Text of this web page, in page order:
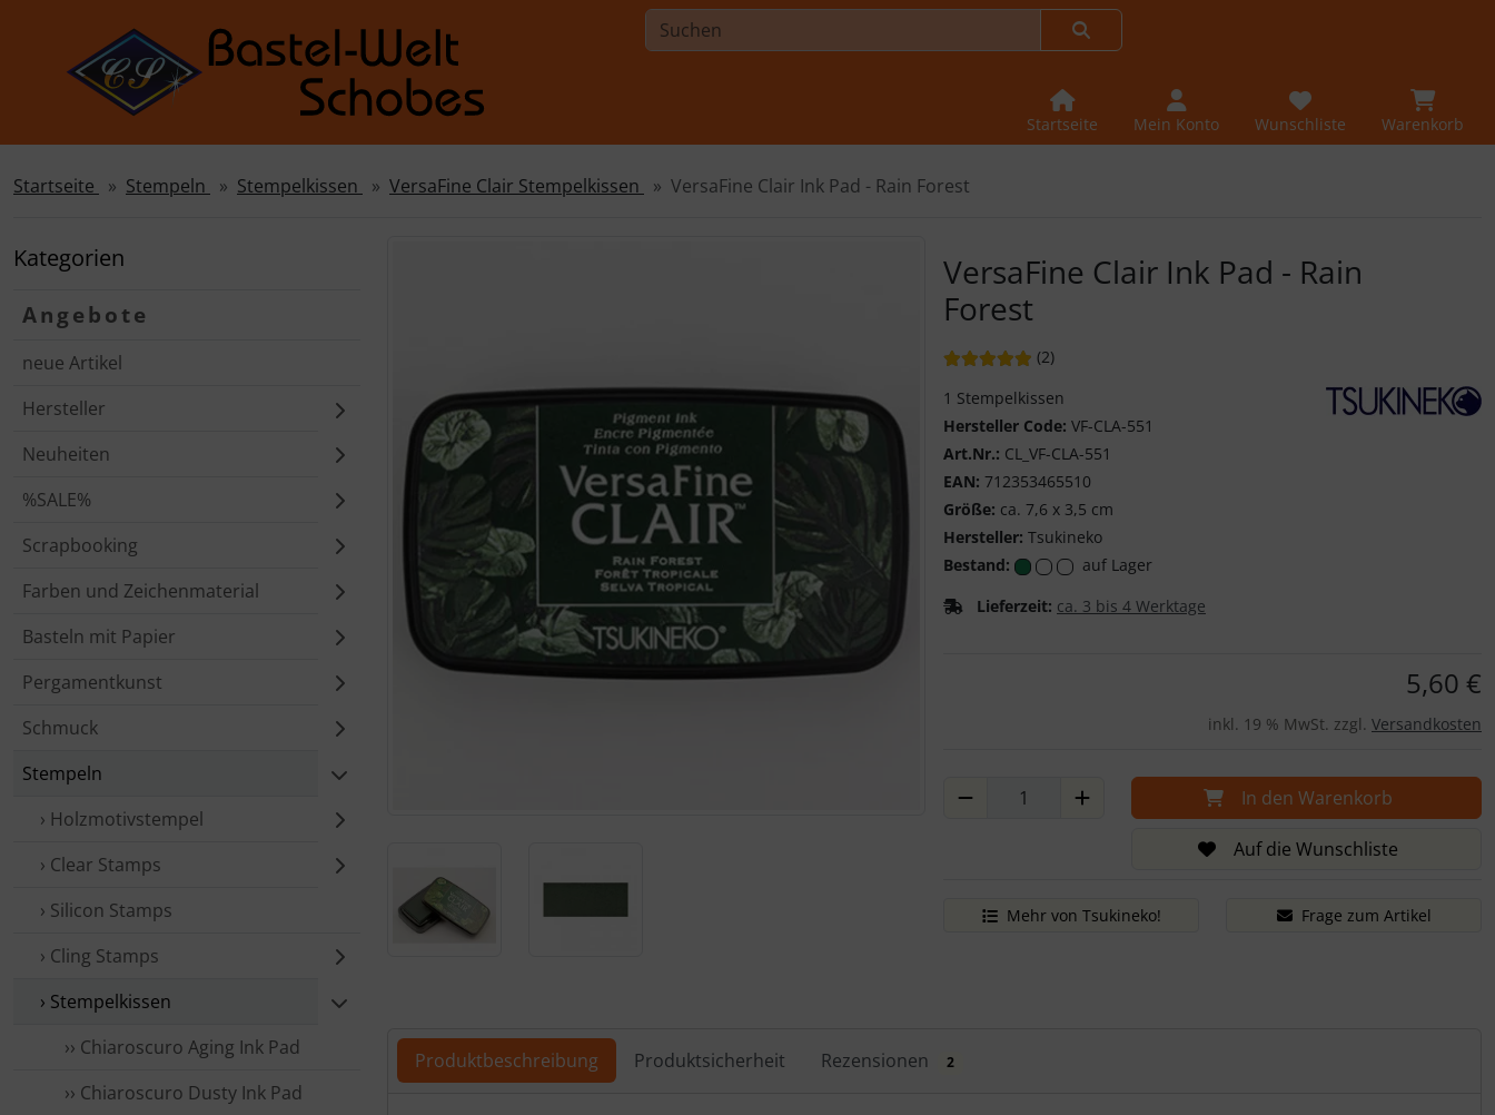
Sprungnavigation
Springe zur Navigation
Springe zum Button für Einstellungen
Springe zu den allgemeinen Informationen
Startseite Mein Konto Wunschliste Warenkorb
Startseite Stempeln Stempelkissen VersaFine Clair Stempelkissen VersaFine Clair Ink Pad - Rain Forest
Kategorien
Angebote
neue Artikel
Hersteller
Neuheiten
%SALE%
Scrapbooking
Farben und Zeichenmaterial
Basteln mit Papier
Pergamentkunst
Schmuck
Stempeln
› Holzmotivstempel
› Clear Stamps
› Silicon Stamps
› Cling Stamps
› Stempelkissen
›› Chia­ros­curo Aging Ink Pad
›› Chia­ros­curo Dusty Ink Pad
VersaFine Clair Ink Pad - Rain
Forest
Bewertung: 5 von 5 Sternen!
(2Bewertungen
)
1 Stempelkissen
Hersteller Code: VF-CLA-551
Art.Nr.: CL_VF-CLA-551
EAN: 712353465510
Größe: ca. 7,6 x 3,5 cm
Hersteller: Tsukineko
Bestand:
auf Lager
Lieferzeit: ca. 3 bis 4 Werktage
5,60 €
inkl. 19 % MwSt. zzgl. Versandkosten
In den Warenkorb
Auf die Wunschliste
Mehr von Tsukineko! Frage zum Artikel
Produktbeschreibung Produktsicherheit Rezensionen 2